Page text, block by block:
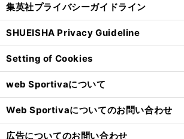
集英社プライバシーガイドライン
SHUEISHA Privacy Guideline
Setting of Cookies
web Sportivaについて
Web Sportivaについてのお問い合わせ
広告についてのお問い合わせ